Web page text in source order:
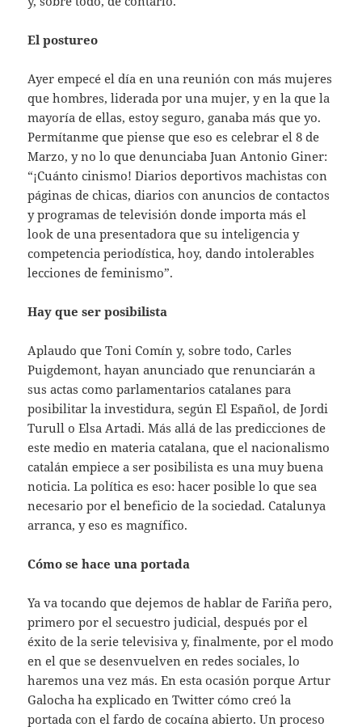
El postureo
Ayer empecé el día en una reunión con más mujeres
que hombres, liderada por una mujer, y en la que la
mayoría de ellas, estoy seguro, ganaba más que yo.
Permítanme que piense que eso es celebrar el 8 de
Marzo, y no lo que denunciaba Juan Antonio Giner:
“¡Cuánto cinismo! Diarios deportivos machistas con
páginas de chicas, diarios con anuncios de contactos
y programas de televisión donde importa más el
look de una presentadora que su inteligencia y
competencia periodística, hoy, dando intolerables
lecciones de feminismo”.
Hay que ser posibilista
Aplaudo que Toni Comín y, sobre todo, Carles
Puigdemont, hayan anunciado que renunciarán a
sus actas como parlamentarios catalanes para
posibilitar la investidura, según El Español, de Jordi
Turull o Elsa Artadi. Más allá de las predicciones de
este medio en materia catalana, que el nacionalismo
catalán empiece a ser posibilista es una muy buena
noticia. La política es eso: hacer posible lo que sea
necesario por el beneficio de la sociedad. Catalunya
arranca, y eso es magnífico.
Cómo se hace una portada
Ya va tocando que dejemos de hablar de Fariña pero,
primero por el secuestro judicial, después por el
éxito de la serie televisiva y, finalmente, por el modo
en el que se desenvuelven en redes sociales, lo
haremos una vez más. En esta ocasión porque Artur
Galocha ha explicado en Twitter cómo creó la
portada con el fardo de cocaína abierto. Un proceso